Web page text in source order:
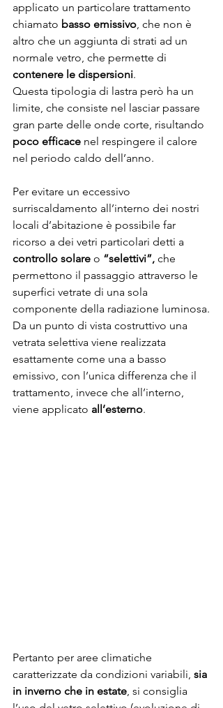
applicato un particolare trattamento
chiamato basso emissivo, che non è
altro che un aggiunta di strati ad un
normale vetro, che permette di
contenere le dispersioni.
Questa tipologia di lastra però ha un
limite, che consiste nel lasciar passare
gran parte delle onde corte, risultando
poco efficace nel respingere il calore
nel periodo caldo dell’anno.
Per evitare un eccessivo
surriscaldamento all’interno dei nostri
locali d’abitazione è possibile far
ricorso a dei vetri particolari detti a
controllo solare o “selettivi”, che
permettono il passaggio attraverso le
superfici vetrate di una sola
componente della radiazione luminosa.
Da un punto di vista costruttivo una
vetrata selettiva viene realizzata
esattamente come una a basso
emissivo, con l’unica differenza che il
trattamento, invece che all’interno,
viene applicato all’esterno.
Pertanto per aree climatiche
caratterizzate da condizioni variabili, sia
in inverno che in estate, si consiglia